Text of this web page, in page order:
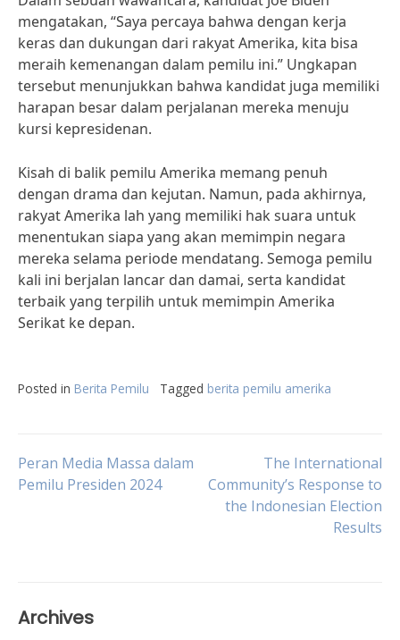
mengatakan, “Saya percaya bahwa dengan kerja
keras dan dukungan dari rakyat Amerika, kita bisa
meraih kemenangan dalam pemilu ini.” Ungkapan
tersebut menunjukkan bahwa kandidat juga memiliki
harapan besar dalam perjalanan mereka menuju
kursi kepresidenan.
Kisah di balik pemilu Amerika memang penuh
dengan drama dan kejutan. Namun, pada akhirnya,
rakyat Amerika lah yang memiliki hak suara untuk
menentukan siapa yang akan memimpin negara
mereka selama periode mendatang. Semoga pemilu
kali ini berjalan lancar dan damai, serta kandidat
terbaik yang terpilih untuk memimpin Amerika
Serikat ke depan.
Posted in Berita Pemilu Tagged berita pemilu amerika
Post
Peran Media Massa dalam
Pemilu Presiden 2024
The International
Community’s Response to
the Indonesian Election
Results
Archives